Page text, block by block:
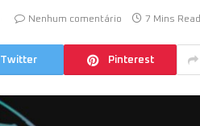
Nenhum comentário 7 Mins Read
Twitter Pinterest